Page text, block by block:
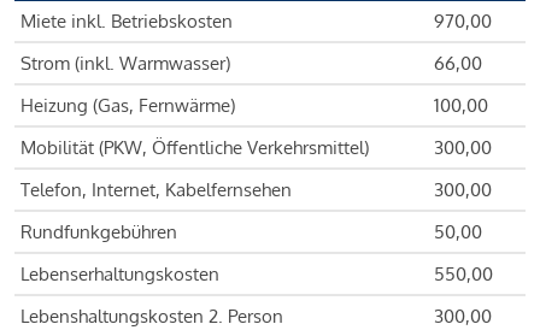
Miete inkl. Betriebskosten
970,00
Strom (inkl. Warmwasser)
66,00
Heizung (Gas, Fernwärme)
100,00
Mobilität (PKW, Öffentliche Verkehrsmittel)
300,00
Telefon, Internet, Kabelfernsehen
300,00
Rundfunkgebühren
50,00
Lebenserhaltungskosten
550,00
Lebenshaltungskosten 2. Person
300,00